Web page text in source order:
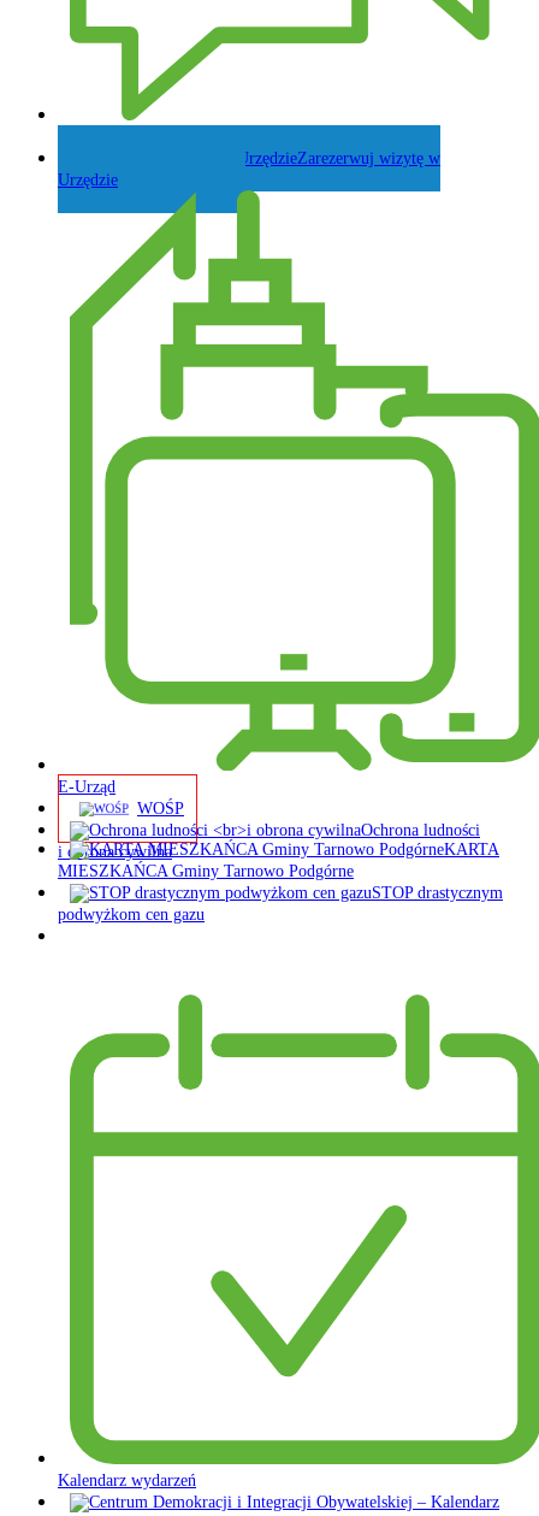
Zarezerwuj wizytę w
Urzędzie
E-Urząd
WOŚP
Ochrona ludności
i obrona cywilna
KARTA
MIESZKAŃCA Gminy Tarnowo Podgórne
STOP drastycznym
podwyżkom cen gazu
Kalendarz wydarzeń